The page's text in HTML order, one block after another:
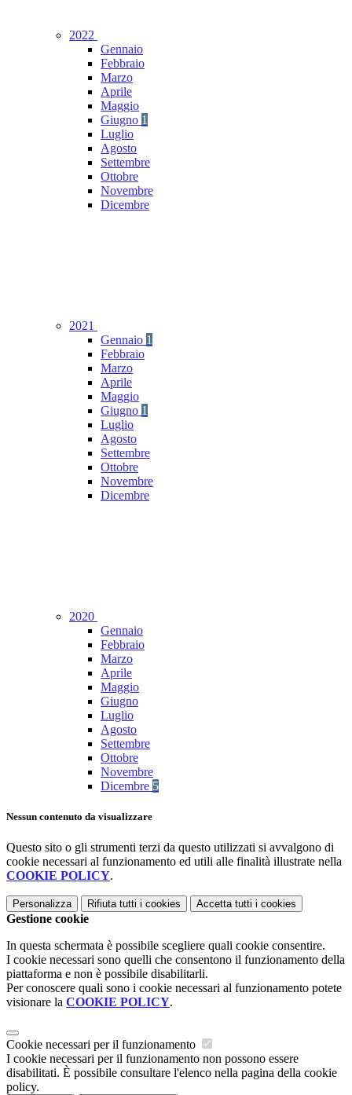
2022
Gennaio
Febbraio
Marzo
Aprile
Maggio
Giugno 1
Luglio
Agosto
Settembre
Ottobre
Novembre
Dicembre
2021
Gennaio 1
Febbraio
Marzo
Aprile
Maggio
Giugno 1
Luglio
Agosto
Settembre
Ottobre
Novembre
Dicembre
2020
Gennaio
Febbraio
Marzo
Aprile
Maggio
Giugno
Luglio
Agosto
Settembre
Ottobre
Novembre
Dicembre 5
Nessun contenuto da visualizzare
Questo sito o gli strumenti terzi da questo utilizzati si avvalgono di
cookie necessari al funzionamento ed utili alle finalità illustrate nella
COOKIE POLICY.
Personalizza Rifiuta tutti i cookies Accetta tutti i cookies
Gestione cookie
In questa schermata è possibile scegliere quali cookie consentire.
I cookie necessari sono quelli che consentono il funzionamento della
piattaforma e non è possibile disabilitarli.
Per conoscere quali sono i cookie necessari al funzionamento potete
visionare la COOKIE POLICY.
Cookie necessari per il funzionamento
I cookie necessari per il funzionamento non possono essere
disabilitati. È possibile consultare l'elenco nella pagina della cookie
policy.